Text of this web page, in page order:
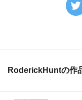
RoderickHuntの作